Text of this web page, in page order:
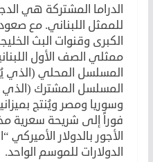
الدراما المشتركة هي
للممثل اللبناني. مع
الكبرى وقنوات البث
ممثلي الصف الأول
المسلسل المحلي (الذي
المسلسل المشترك (الذي
وسوريا ومصر ويُنتج
فوراً إلى شريحة سعرية
الأجور بالدولار
الدولارات للموسم الواحد.